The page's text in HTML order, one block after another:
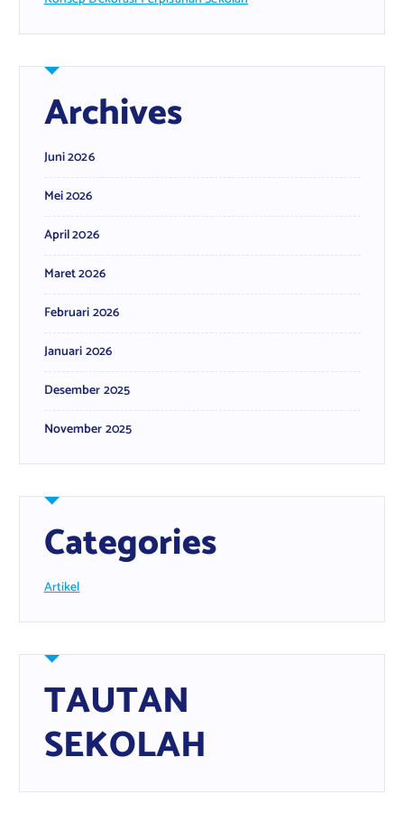
Archives
Juni 2026
Mei 2026
April 2026
Maret 2026
Februari 2026
Januari 2026
Desember 2025
November 2025
Categories
Artikel
TAUTAN
SEKOLAH